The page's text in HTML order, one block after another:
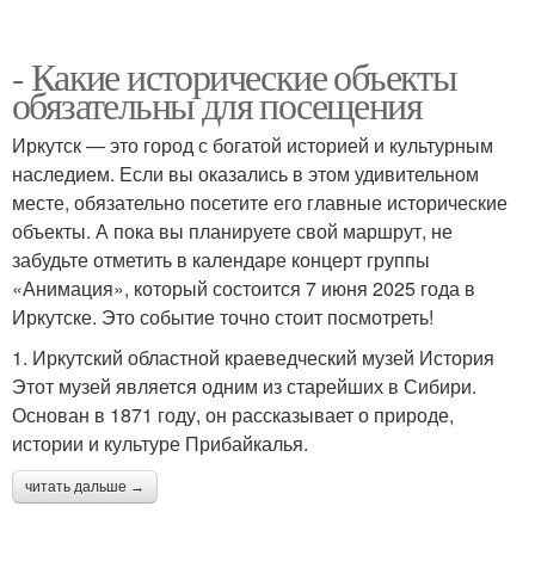
- Какие исторические объекты
обязательны для посещения
Иркутск — это город с богатой историей и культурным
наследием. Если вы оказались в этом удивительном
месте, обязательно посетите его главные исторические
объекты. А пока вы планируете свой маршрут, не
забудьте отметить в календаре концерт группы
«Анимация», который состоится 7 июня 2025 года в
Иркутске. Это событие точно стоит посмотреть!
1. Иркутский областной краеведческий музей История
Этот музей является одним из старейших в Сибири.
Основан в 1871 году, он рассказывает о природе,
истории и культуре Прибайкалья.
читать дальше →